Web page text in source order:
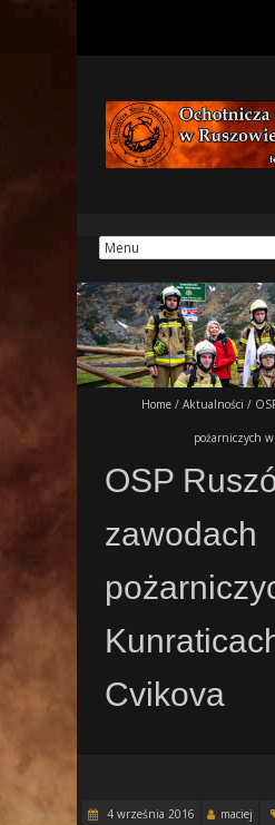
Home / Aktualności /
pożarniczych
OSP
zawodach
Cvikova
4 września 2016 maciej